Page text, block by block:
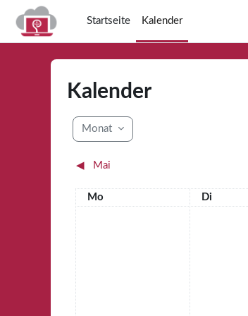
Zum Hauptinhalt
Startseite
Kalender
Kalender
Monat
◀︎ Mai
Montag
Mo Dienstag
Di